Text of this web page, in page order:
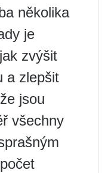
několika
je
zvýšit
a zlepšit
jsou
všechny